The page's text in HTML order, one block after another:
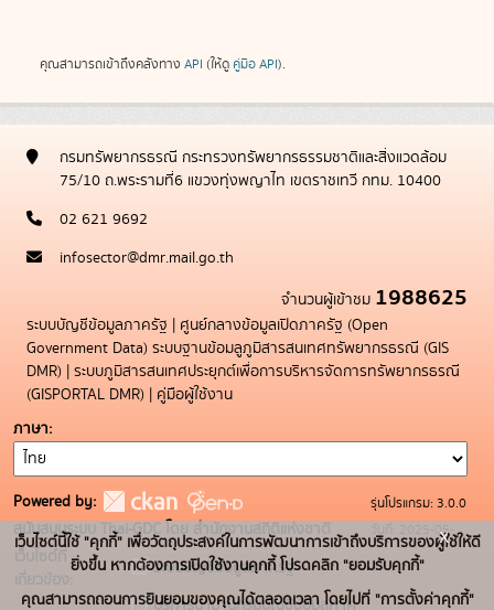
คุณสามารถเข้าถึงคลังทาง API (ให้ดู คู่มือ API).
กรมทรัพยากรธรณี กระทรวงทรัพยากรธรรมชาติและสิ่งแวดล้อม
75/10 ถ.พระรามที่6 แขวงทุ่งพญาไท เขตราชเทวี กทม. 10400
02 621 9692
infosector@dmr.mail.go.th
จำนวนผู้เข้าชม 1988625
ระบบบัญชีข้อมูลภาครัฐ | ศูนย์กลางข้อมูลเปิดภาครัฐ (Open
Government Data) ระบบฐานข้อมลูภูมิสารสนเทศทรัพยากรธรณี (GIS
DMR) | ระบบภูมิสารสนเทศประยุกต์เพื่อการบริหารจัดการทรัพยากรธรณี
(GISPORTAL DMR) | คู่มือผู้ใช้งาน
ภาษา
Powered by:
สนับสนุนระบบ Thai-GDC โดย สำนักงานสถิติแห่งชาติ
เว็บไซต์ที่
เกี่ยวข้อง:
ระบบบัญชีข้อมูลภาครัฐ
บริการนามานุกรมบัญชีข้อมูลภาค
รุ่นโปรแกรม: 3.0.0
วันที่: 2025-05-
19
เว็บไซต์นี้ใช้ "คุกกี้" เพื่อวัตถุประสงค์ในการพัฒนาการเข้าถึงบริการของผู้ใช้ให้ดี
ยิ่งขึ้น หากต้องการเปิดใช้งานคุกกี้ โปรดคลิก "ยอมรับคุกกี้"
คุณสามารถถอนการยินยอมของคุณได้ตลอดเวลา โดยไปที่ "การตั้งค่าคุกกี้"
x